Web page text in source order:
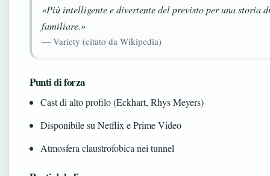
«Più intelligente e divertente del previsto per una storia
familiare.»
— Variety (citato da Wikipedia)
Punti di forza
Cast di alto profilo (Eckhart, Rhys Meyers)
Disponibile su Netflix e Prime Video
Atmosfera claustrofobica nei tunnel